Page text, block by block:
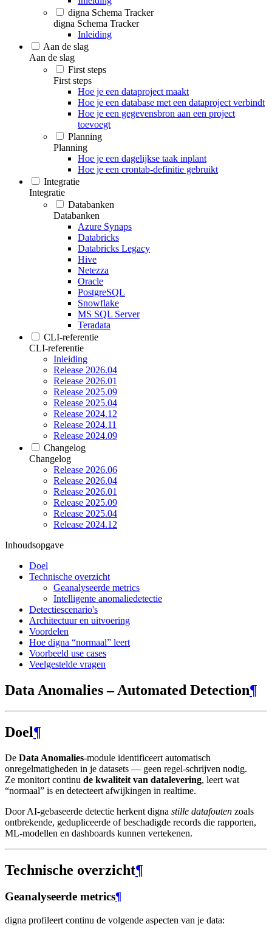
digna Schema Tracker
digna Schema Tracker
Inleiding
Aan de slag
Aan de slag
First steps
First steps
Hoe je een dataproject maakt
Hoe je een database met een dataproject verbindt
Hoe je een gegevensbron aan een project
toevoegt
Planning
Planning
Hoe je een dagelijkse taak inplant
Hoe je een crontab-definitie gebruikt
Integratie
Integratie
Databanken
Databanken
Azure Synaps
Databricks
Databricks Legacy
Hive
Netezza
Oracle
PostgreSQL
Snowflake
MS SQL Server
Teradata
CLI-referentie
CLI-referentie
Inleiding
Release 2026.04
Release 2026.01
Release 2025.09
Release 2025.04
Release 2024.12
Release 2024.11
Release 2024.09
Changelog
Changelog
Release 2026.06
Release 2026.04
Release 2026.01
Release 2025.09
Release 2025.04
Release 2024.12
Inhoudsopgave
Doel
Technische overzicht
Geanalyseerde metrics
Intelligente anomaliedetectie
Detectiescenario's
Architectuur en uitvoering
Voordelen
Hoe digna “normaal” leert
Voorbeeld use cases
Veelgestelde vragen
Data Anomalies – Automated Detection¶
Doel¶
De Data Anomalies-module identificeert automatisch
onregelmatigheden in je datasets — geen regel-schrijven nodig.
Ze monitort continu de kwaliteit van datalevering, leert wat
“normaal” is en detecteert afwijkingen in realtime.
Door AI-gebaseerde detectie herkent digna stille datafouten zoals
ontbrekende, gedupliceerde of beschadigde records die rapporten,
ML-modellen en dashboards kunnen vertekenen.
Technische overzicht¶
Geanalyseerde metrics¶
digna profileert continu de volgende aspecten van je data: